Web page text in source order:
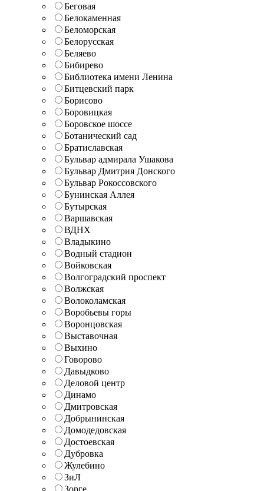
Беговая
Белокаменная
Беломорская
Белорусская
Беляево
Бибирево
Библиотека имени Ленина
Битцевский парк
Борисово
Боровицкая
Боровское шоссе
Ботанический сад
Братиславская
Бульвар адмирала Ушакова
Бульвар Дмитрия Донского
Бульвар Рокоссовского
Бунинская Аллея
Бутырская
Варшавская
ВДНХ
Владыкино
Водный стадион
Войковская
Волгоградский проспект
Волжская
Волоколамская
Воробьевы горы
Воронцовская
Выставочная
Выхино
Говорово
Давыдково
Деловой центр
Динамо
Дмитровская
Добрынинская
Домодедовская
Достоевская
Дубровка
Жулебино
ЗиЛ
Зорге